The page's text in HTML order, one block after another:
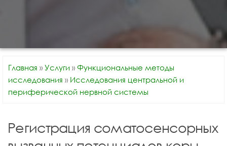
Главная » Услуги » Функциональные методы
исследования » Исследования центральной и
периферической нервной системы
Регистрация соматосенсорных